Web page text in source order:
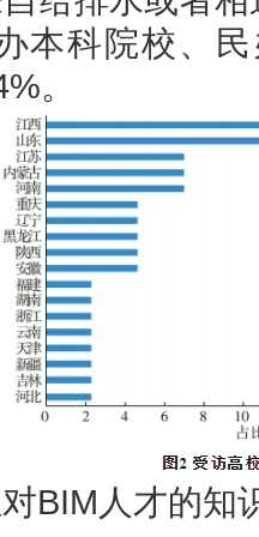
本科院校、
。
BIM人才的知